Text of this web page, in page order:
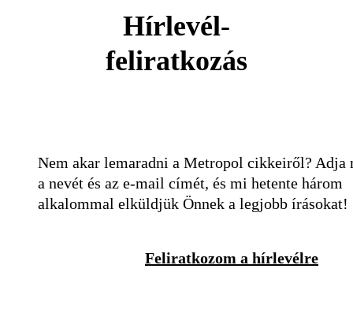
Hírlevél-
feliratkozás
Nem akar lemaradni a Metropol cikkeiről? Adja
a nevét és az e-mail címét, és mi hetente három
alkalommal elküldjük Önnek a legjobb írásokat!
Feliratkozom a hírlevélre